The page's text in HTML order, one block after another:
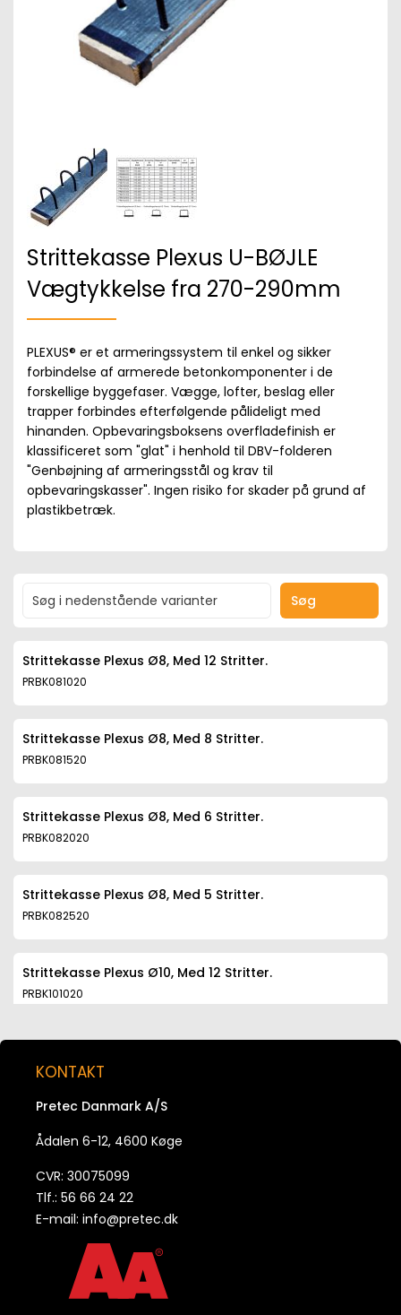
Strittekasse Plexus U-BØJLE
Vægtykkelse fra 270-290mm
PLEXUS® er et armeringssystem til enkel og sikker
forbindelse af armerede betonkomponenter i de
forskellige byggefaser. Vægge, lofter, beslag eller
trapper forbindes efterfølgende pålideligt med
hinanden. Opbevaringsboksens overfladefinish er
klassificeret som "glat" i henhold til DBV-folderen
"Genbøjning af armeringsstål og krav til
opbevaringskasser". Ingen risiko for skader på grund af
plastikbetræk.
Søg
Strittekasse Plexus Ø8, Med 12 Stritter.
PRBK081020
Strittekasse Plexus Ø8, Med 8 Stritter.
PRBK081520
Strittekasse Plexus Ø8, Med 6 Stritter.
PRBK082020
Strittekasse Plexus Ø8, Med 5 Stritter.
PRBK082520
Strittekasse Plexus Ø10, Med 12 Stritter.
PRBK101020
PRBK101520
Strittekasse Plexus Ø10, Med 6 Stritter.
PRBK102020
Strittekasse Plexus Ø10, Med 5 Stritter.
PRBK102520
KONTAKT
Pretec Danmark A/S
Ådalen 6-12, 4600 Køge
CVR: 30075099
Tlf.: 56 66 24 22
E-mail: info@pretec.dk